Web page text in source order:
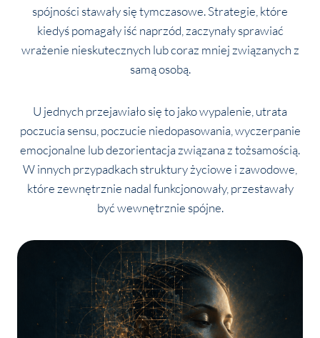
spójności stawały się tymczasowe. Strategie, które
kiedyś pomagały iść naprzód, zaczynały sprawiać
wrażenie nieskutecznych lub coraz mniej związanych z
samą osobą.
U jednych przejawiało się to jako wypalenie, utrata
poczucia sensu, poczucie niedopasowania, wyczerpanie
emocjonalne lub dezorientacja związana z tożsamością.
W innych przypadkach struktury życiowe i zawodowe,
które zewnętrznie nadal funkcjonowały, przestawały
być wewnętrznie spójne.